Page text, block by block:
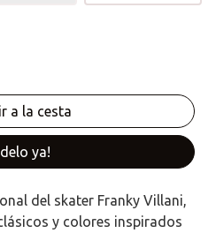
ya!
del skater Franky Villani,
y colores inspirados